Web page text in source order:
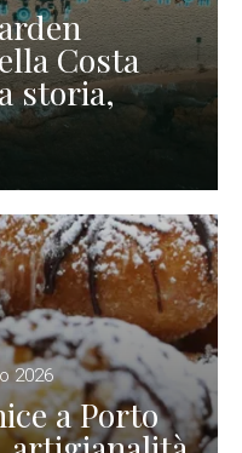
Costa
storia,
2026
a Porto